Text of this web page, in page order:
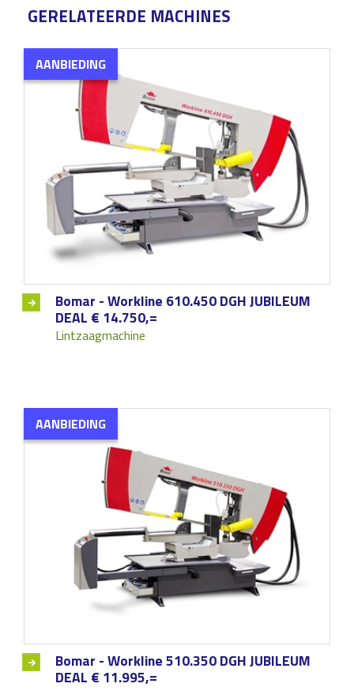
GERELATEERDE MACHINES
AANBIEDING
Bomar - Workline 610.450 DGH JUBILEUM
DEAL € 14.750,=
Lintzaagmachine
AANBIEDING
Bomar - Workline 510.350 DGH JUBILEUM
DEAL € 11.995,=